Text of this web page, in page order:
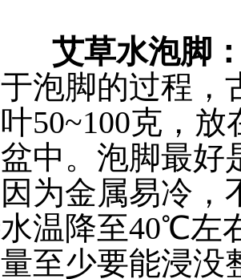
艾草水泡脚：
脚的过程，
50~100克，
中。泡脚最好
为金属易冷，
降至40℃左右
至少要能浸没